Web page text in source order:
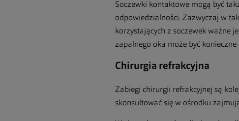
Soczewki kontaktowe mogą być
odpowiedzialności. Zazwyczaj w
korzystających z soczewek ważne
zapalnego oka może być
Chirurgia refrakcyjna
Zabiegi chirurgii refrakcyjnej są
skonsultować się w ośrodku